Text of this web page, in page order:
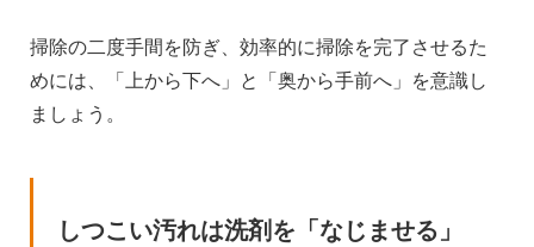
掃除の二度手間を防ぎ、効率的に掃除を完了させるた
めには、「上から下へ」と「奥から手前へ」を意識し
ましょう。
しつこい汚れは洗剤を「なじませる」